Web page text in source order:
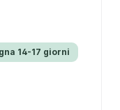
14-17 giorni